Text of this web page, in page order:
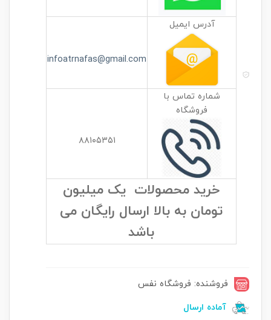
آدرس ایمیل
infoatrnafas@gmail.com
شماره تماس با
فروشگاه
۸۸۱۰۵۳۵۱
خرید محصولات یک میلیون
تومان به بالا ارسال رایگان می
باشد
فروشنده: فروشگاه نفس
آماده ارسال